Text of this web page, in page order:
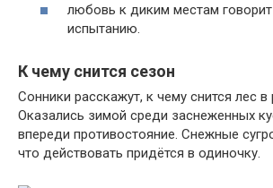
любовь к диким местам
испытанию.
К чему снится сезон
Сонники расскажут, к чему снится лес
Оказались зимой среди заснеженных
впереди противостояние. Снежные
что действовать придётся в одиночку.